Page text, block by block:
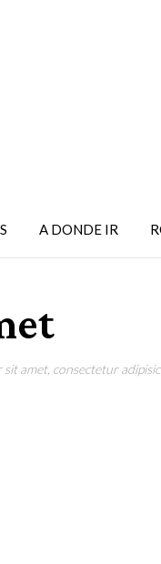
A DONDE IR
amet, consectetur